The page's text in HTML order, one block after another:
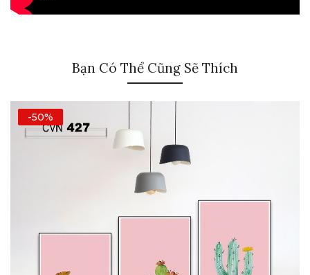
Bạn Có Thể Cũng Sẽ Thích
-50%